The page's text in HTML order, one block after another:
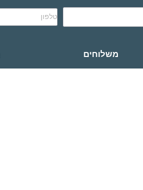
משלוחים